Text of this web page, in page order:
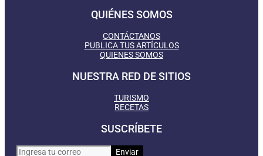
QUIÉNES SOMOS
CONTÁCTANOS
PUBLICA TUS ARTÍCULOS
QUIENES SOMOS
NUESTRA RED DE SITIOS
TURISMO
RECETAS
SUSCRÍBETE